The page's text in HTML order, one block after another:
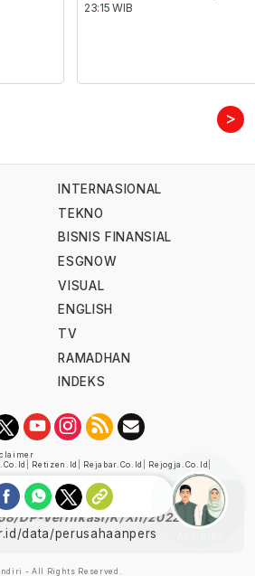
23:15 WIB
>
INTERNASIONAL
TEKNO
BISNIS FINANSIAL
ESGNOW
VISUAL
ENGLISH
TV
RAMADHAN
INDEKS
Retizen.id Rejabar.co.id Rejogja.co.id
oleh Dewan Pers
DP-Verifikasi/K/XII/2022
data/perusahaanpers
- All Rights Reserved.